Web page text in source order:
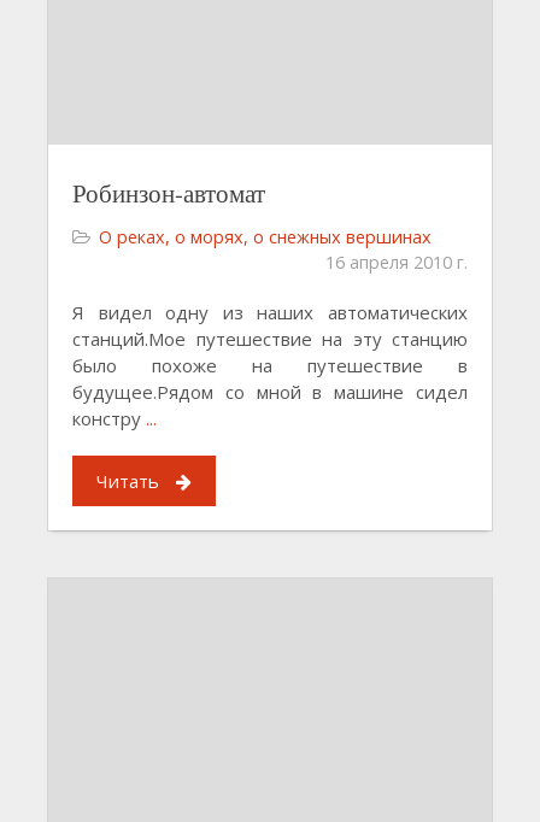
Робинзон-автомат
О реках, о морях, о снежных вершинах
16 апреля 2010 г.
Я видел одну из наших автоматических
станций.Мое путешествие на эту станцию
было похоже на путешествие в
будущее.Рядом со мной в машине сидел
констру ...
Читать